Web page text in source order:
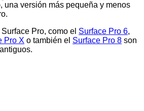
una versión más pequeña y menos
Pro, como el Surface Pro 6,
Pro X o también el Surface Pro 8 son